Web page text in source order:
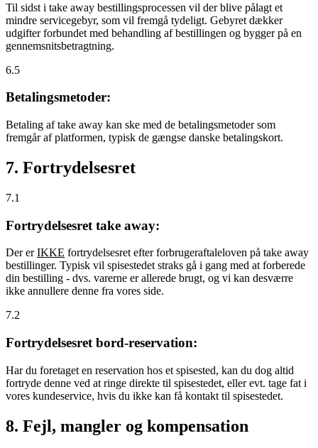
Til sidst i take away bestillingsprocessen vil der blive pålagt et
mindre servicegebyr, som vil fremgå tydeligt. Gebyret dækker
udgifter forbundet med behandling af bestillingen og bygger på en
gennemsnitsbetragtning.
6.5
Betalingsmetoder:
Betaling af take away kan ske med de betalingsmetoder som
fremgår af platformen, typisk de gængse danske betalingskort.
7. Fortrydelsesret
7.1
Fortrydelsesret take away:
Der erIKKE fortrydelsesret efter forbrugeraftaleloven på take away
bestillinger. Typisk vil spisestedet straks gå i gang med at forberede
din bestilling - dvs. varerne er allerede brugt, og vi kan desværre
ikke annullere denne fra vores side.
7.2
Fortrydelsesret bord-reservation:
Har du foretaget en reservation hos et spisested, kan du dog altid
fortryde denne ved at ringe direkte til spisestedet, eller evt. tage fat i
vores kundeservice, hvis du ikke kan få kontakt til spisestedet.
8. Fejl, mangler og kompensation